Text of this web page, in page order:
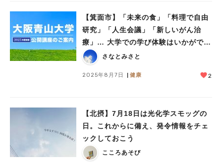
【箕面市】「未来の食」「料理で自由
研究」「人生会議」「新しいがん治
療」… 大学での学び体験はいかがです
か？（前編）
さなとみさと
2025年8月7日 健康 2
【北摂】7月18日は光化学スモッグの
日。これからに備え、発令情報をチェ
ックしておこう
こころあそび